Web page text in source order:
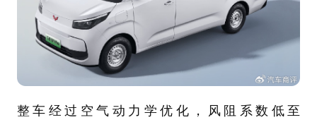
整车经过空气动力学优化，风阻系数低至